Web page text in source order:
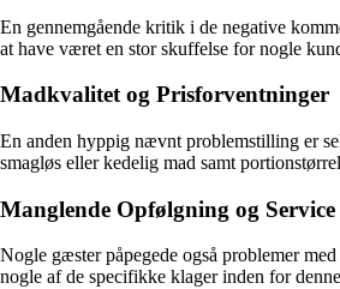
En gennemgående kritik i de negative
at have været en stor skuffelse for nogle
Madkvalitet og Prisforventninger
En anden hyppig nævnt problemstilling er
smagløs eller kedelig mad samt
Manglende Opfølgning og Service
Nogle gæster påpegede også problemer
nogle af de specifikke klager inden for